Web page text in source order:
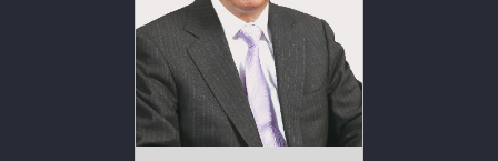
Artisanal Connect
補發已報失股票的公告